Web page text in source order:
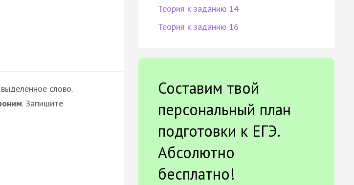
слово.
. Запишите
Теория к заданию 14
Теория к заданию 16
Составим твой
персональный план
подготовки к ЕГЭ.
Абсолютно
бесплатно!